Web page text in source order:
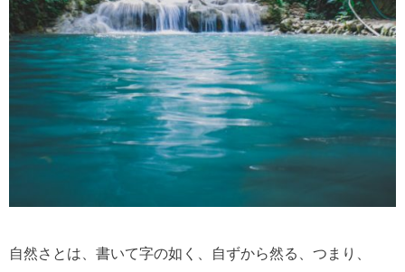
自然さとは、書いて字の如く、自ずから然る、つまり、